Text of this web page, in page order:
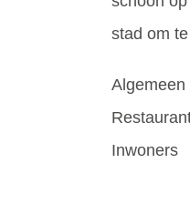
stad om
Algemeen
Inwoners